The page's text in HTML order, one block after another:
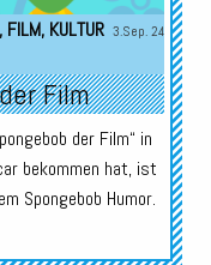
FILM, KULTUR 3.Sep. 24
Film
der Film“ in
bekommen hat, ist
Spongebob Humor.